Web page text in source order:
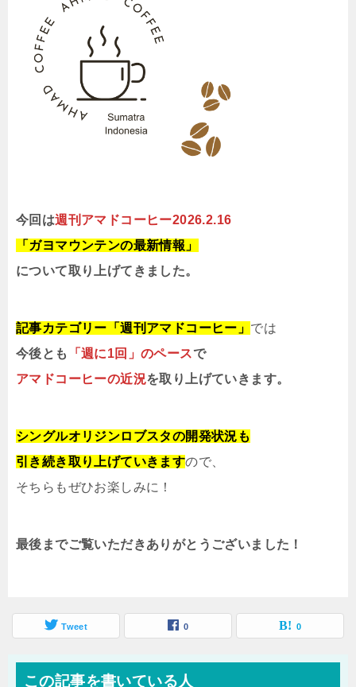
今回は週刊アマドコーヒー2026.2.16
「ガヨマウンテンの最新情報」
について取り上げてきました。
記事カテゴリー「週刊アマドコーヒー」 では
今後とも
「週に1回」のペースで
アマドコーヒーの近況を取り上げていきます。
シングルオリジンロブスタの開発状況も
引き続き取り上げていきますので、
そちらもぜひお楽しみに！
最後までご覧いただきありがとうございました！
Tweet 0 0
この記事を書いている人